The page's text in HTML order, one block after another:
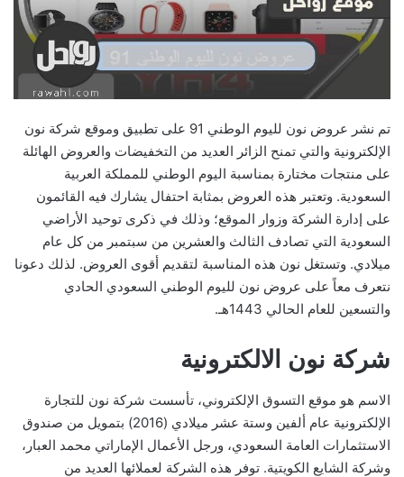
تم نشر عروض نون لليوم الوطني 91 على تطبيق وموقع شركة نون
الإلكترونية والتي تمنح الزائر العديد من التخفيضات والعروض الهائلة
على منتجات مختارة بمناسبة اليوم الوطني للمملكة العربية
السعودية. وتعتبر هذه العروض بمثابة احتفال يشارك فيه القائمون
على إدارة الشركة وزوار الموقع؛ وذلك في ذكرى توحيد الأراضي
السعودية التي تصادف الثالث والعشرين من سبتمبر من كل عام
ميلادي. وتستغل نون هذه المناسبة لتقديم أقوى العروض. لذلك دعونا
نتعرف معاً على عروض نون لليوم الوطني السعودي الحادي
والتسعين للعام الحالي 1443هـ.
شركة نون الالكترونية
الاسم هو موقع التسوق الإلكتروني، تأسست شركة نون للتجارة
الإلكترونية عام ألفين وستة عشر ميلادي (2016) بتمويل من صندوق
الاستثمارات العامة السعودي، ورجل الأعمال الإماراتي محمد العبار،
وشركة الشايع الكويتية. توفر هذه الشركة لعملائها العديد من